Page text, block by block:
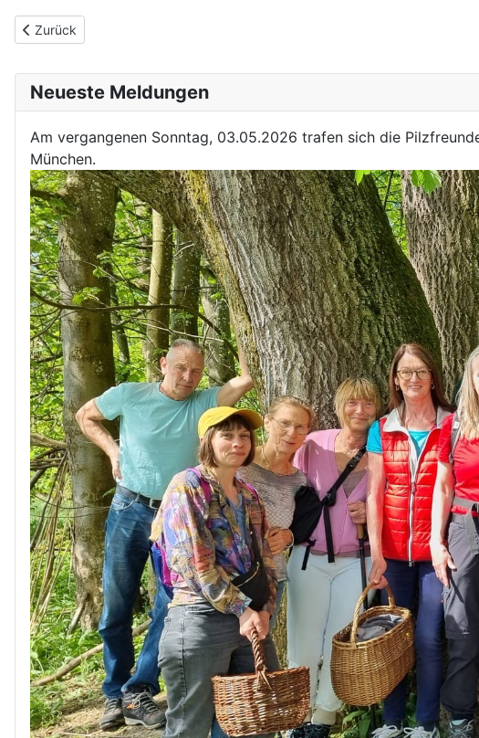
Vorheriger Beitrag: Pilzvergiftung
Zurück
Neueste Meldungen
Am vergangenen Sonntag, 03.05.2026 trafen sich die
München.